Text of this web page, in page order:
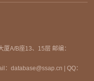
A/B座13、15层 邮编：
database@ssap.cn | QQ：